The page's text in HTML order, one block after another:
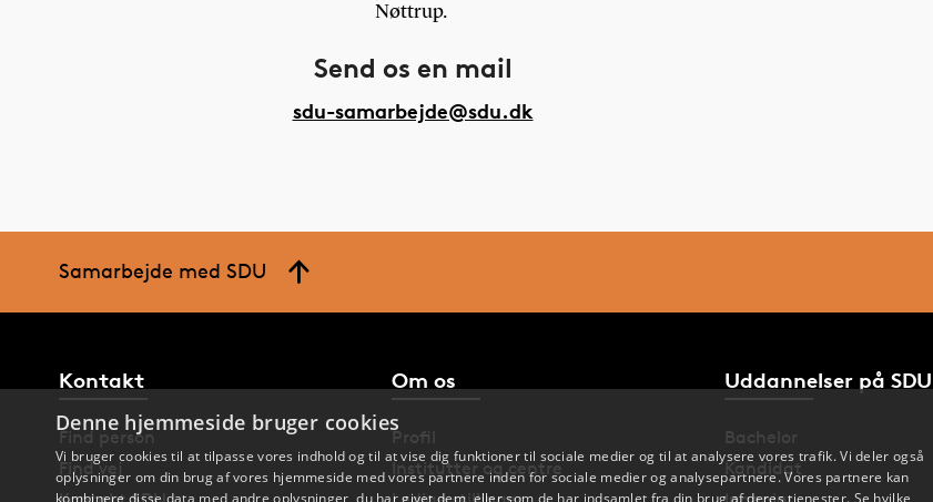
Nøttrup.
Send os en mail
sdu-samarbejde@sdu.dk
Samarbejde med SDU
Kontakt
Find person
Find vej
Om os
Profil
Institutter og centre
Uddannelser på SDU
Bachelor
Kandidat
Denne hjemmeside bruger cookies
Vi bruger cookies til at tilpasse vores indhold og til at vise dig funktioner til sociale medier og til at analysere vores trafik. Vi deler også
oplysninger om din brug af vores hjemmeside med vores partnere inden for sociale medier og analysepartnere. Vores partnere kan
kombinere disse data med andre oplysninger, du har givet dem, eller som de har indsamlet fra din brug af deres tjenester. Se hvilke,